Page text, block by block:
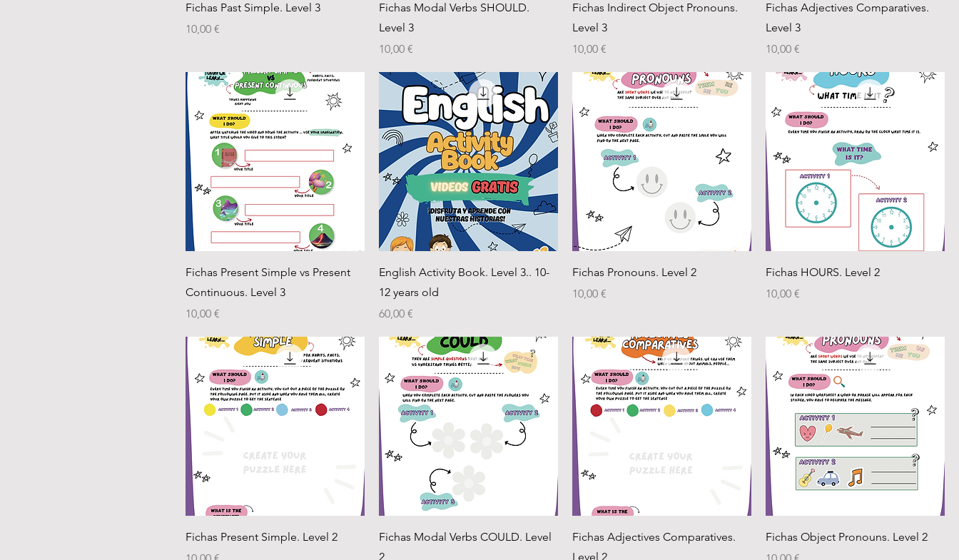
Fichas Past Simple. Level 3
Precio
10,00 €
Fichas Modal Verbs SHOULD.
Level 3
Precio
10,00 €
Fichas Indirect Object Pronouns.
Level 3
Precio
10,00 €
Fichas Adjectives Comparatives.
Level 3
Precio
10,00 €
Fichas Present Simple vs Present
Continuous. Level 3
Precio
10,00 €
English Activity Book. Level 3.. 10-
12 years old
Precio
60,00 €
Fichas Pronouns. Level 2
Precio
10,00 €
Fichas HOURS. Level 2
Precio
10,00 €
Fichas Present Simple. Level 2
Fichas Modal Verbs COULD. Level
2
Fichas Adjectives Comparatives.
Level 2
Fichas Object Pronouns. Level 2